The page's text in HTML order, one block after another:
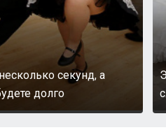
секунд, а
долго